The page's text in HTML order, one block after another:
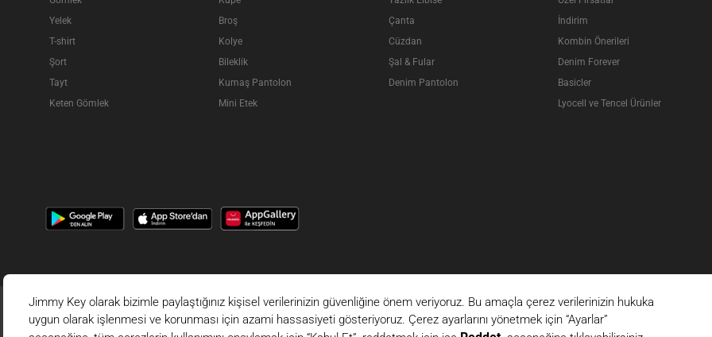
Yelek
T-shirt
Şort
Tayt
Keten Gömlek
Broş
Kolye
Bileklik
Kumaş Pantolon
Mini Etek
Çanta
Cüzdan
Şal & Fular
Denim Pantolon
İndirim
Kombin Önerileri
Denim Forever
Basicler
Lyocell ve Tencel Ürünler